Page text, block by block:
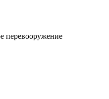
перевооружение